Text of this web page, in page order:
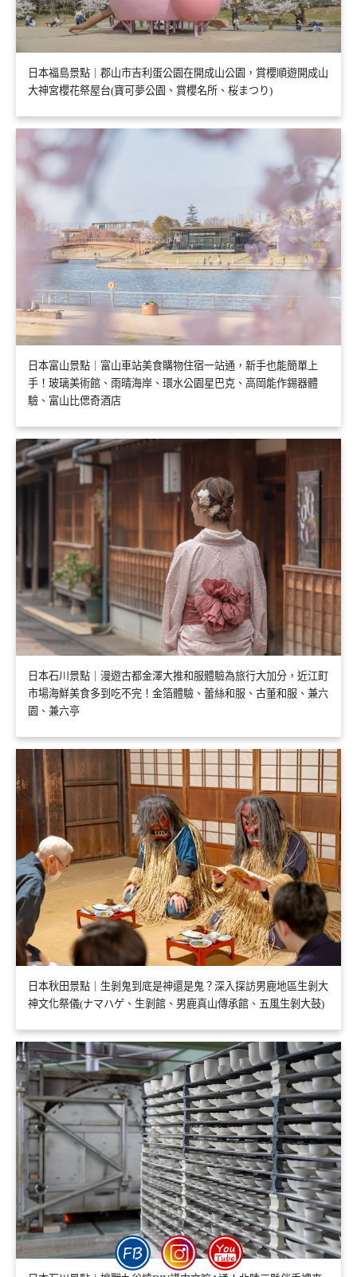
日本福島景點｜郡山市吉利蛋公園在開成山公園，賞櫻順遊開成山
大神宮櫻花祭屋台(寶可夢公園、賞櫻名所、桜まつり)
日本富山景點｜富山車站美食購物住宿一站通，新手也能簡單上
手！玻璃美術館、雨晴海岸、環水公園星巴克、高岡能作錫器體
驗、富山比偲奇酒店
日本石川景點｜漫遊古都金澤大推和服體驗為旅行大加分，近江町
市場海鮮美食多到吃不完！金箔體驗、蕾絲和服、古董和服、兼六
園、兼六亭
日本秋田景點｜生剝鬼到底是神還是鬼？深入探訪男鹿地區生剝大
神文化祭儀(ナマハゲ、生剝館、男鹿真山傳承館、五風生剝大鼓)